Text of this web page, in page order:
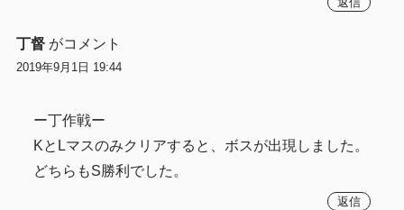
丁督 がコメント
2019年9月1日 19:44
ー丁作戦ー
KとLマスのみクリアすると、ボスが出現しました。
どちらもS勝利でした。
返信